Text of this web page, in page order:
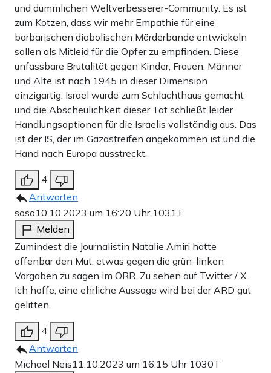
und dümmlichen Weltverbesserer-Community. Es ist
zum Kotzen, dass wir mehr Empathie für eine
barbarischen diabolischen Mörderbande entwickeln
sollen als Mitleid für die Opfer zu empfinden. Diese
unfassbare Brutalität gegen Kinder, Frauen, Männer
und Alte ist nach 1945 in dieser Dimension
einzigartig. Israel wurde zum Schlachthaus gemacht
und die Abscheulichkeit dieser Tat schließt leider
Handlungsoptionen für die Israelis vollständig aus. Das
ist der IS, der im Gazastreifen angekommen ist und die
Hand nach Europa ausstreckt.
4
Antworten
soso10.10.2023 um 16:20 Uhr 1031T
Melden
Zumindest die Journalistin Natalie Amiri hatte
offenbar den Mut, etwas gegen die grün-linken
Vorgaben zu sagen im ÖRR. Zu sehen auf Twitter / X.
Ich hoffe, eine ehrliche Aussage wird bei der ARD gut
gelitten.
4
Antworten
Michael Neis11.10.2023 um 16:15 Uhr 1030T